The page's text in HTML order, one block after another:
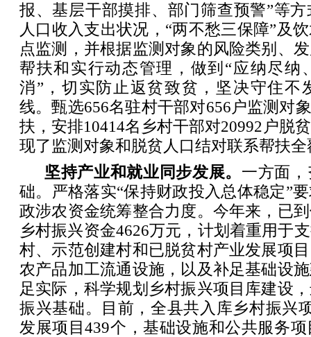
报、基层干部摸排、部门筛查预警”等
人口收入支出状况，“两不愁三保障”及
点监测，并根据监测对象的风险类别、
帮扶和实行动态管理，做到“应纳尽纳
消”，切实防止返贫致贫，坚决守住不
线。甄选656名驻村干部对656户监测对
扶，安排10414名乡村干部对20992户脱
现了监测对象和脱贫人口结对联系帮扶全
坚持产业和就业同步发展。 一方面
础。严格落实“保持财政投入总体稳定”
政涉农资金统筹整合力度。今年来，已
乡村振兴资金4626万元，计划着重用于
村、示范创建村和已脱贫村产业发展项
农产品加工流通设施，以及补足基础设
足实际，科学规划乡村振兴项目库建设
振兴基础。目前，全县共入库乡村振兴
发展项目439个，基础设施和公共服务